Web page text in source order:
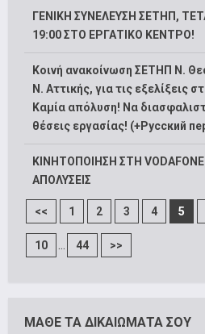
ΓΕΝΙΚΗ ΣΥΝΕΛΕΥΣΗ ΣΕΤΗΠ,
19:00 ΣΤΟ ΕΡΓΑΤΙΚΟ ΚΕΝΤΡΟ!
Κοινή ανακοίνωση ΣΕΤΗΠ Ν.
N. Αττικής, για τις εξελίξεις
Καμία απόλυση! Να
θέσεις εργασίας! (+Русский
ΚΙΝΗΤΟΠΟΙΗΣΗ ΣΤΗ VODAFONE
ΑΠΟΛΥΣΕΙΣ
<< 1 2 3 4 5
10 ... 44 >>
ΜΑΘΕ ΤΑ ΔΙΚΑΙΩΜΑΤΑ ΣΟΥ